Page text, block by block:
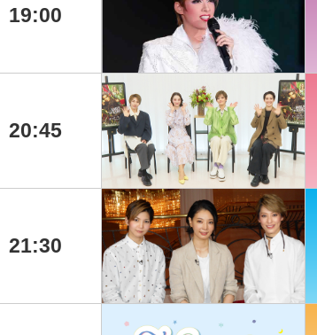
19:00
20:45
21:30